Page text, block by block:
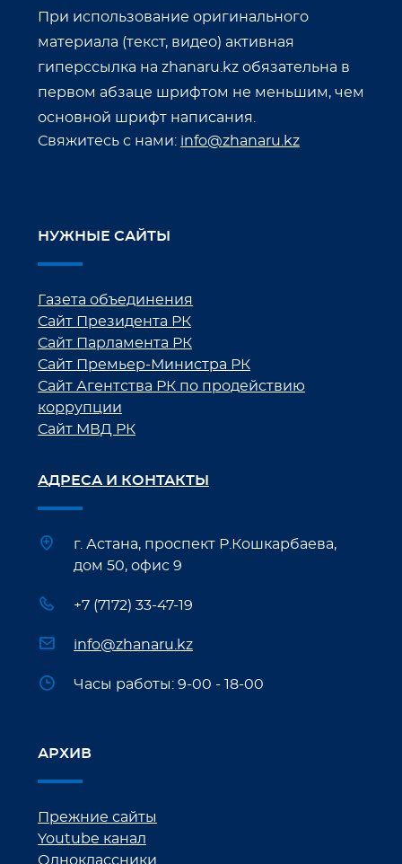
При использование оригинального
материала (текст, видео) активная
гиперссылка на zhanaru.kz обязательна в
первом абзаце шрифтом не меньшим, чем
основной шрифт написания.
Свяжитесь с нами: info@zhanaru.kz
НУЖНЫЕ САЙТЫ
Газета объединения
Сайт Президента РК
Сайт Парламента РК
Сайт Премьер-Министра РК
Сайт Агентства РК по продействию
коррупции
Сайт МВД РК
АДРЕСА И КОНТАКТЫ
г. Астана, проспект Р.Кошкарбаева,
дом 50, офис 9
+7 (7172) 33-47-19
info@zhanaru.kz
Часы работы: 9-00 - 18-00
АРХИВ
Прежние сайты
Youtube канал
Одноклассники